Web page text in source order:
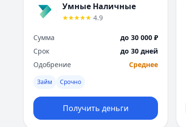
Умные Наличные
4.9
Сумма
до 30 000 ₽
Срок
до 30 дней
Одобрение
Среднее
Займ Срочно
Получить деньги